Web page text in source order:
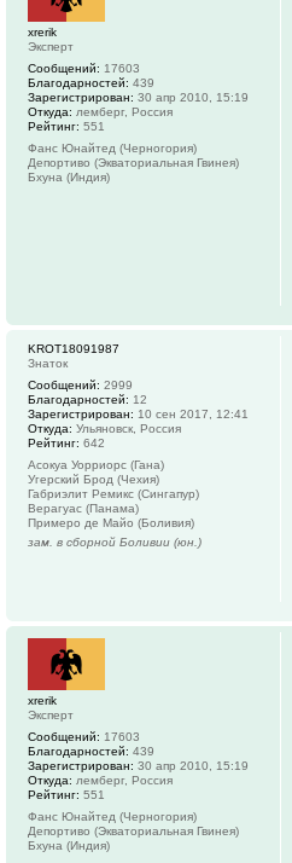
xrerik
Эксперт
Сообщений: 17603
Благодарностей: 439
Зарегистрирован: 30 апр 2010, 15:19
Откуда: лемберг, Россия
Рейтинг: 551
Фанс Юнайтед (Черногория)
Депортиво (Экваториальная Гвинея)
Бхуна (Индия)
KROT18091987
Знаток
Сообщений: 2999
Благодарностей: 12
Зарегистрирован: 10 сен 2017, 12:41
Откуда: Ульяновск, Россия
Рейтинг: 642
Асокуа Уорриорс (Гана)
Угерский Брод (Чехия)
Габриэлит Ремикс (Сингапур)
Верагуас (Панама)
Примеро де Майо (Боливия)
зам. в сборной Боливии (юн.)
xrerik
Эксперт
Сообщений: 17603
Благодарностей: 439
Зарегистрирован: 30 апр 2010, 15:19
Откуда: лемберг, Россия
Рейтинг: 551
Фанс Юнайтед (Черногория)
Депортиво (Экваториальная Гвинея)
Бхуна (Индия)